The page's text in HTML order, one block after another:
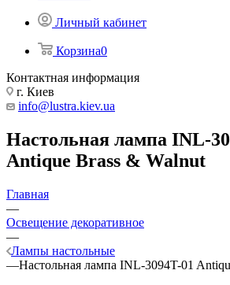
Личный кабинет
Корзина0
Контактная информация
г. Киев
info@lustra.kiev.ua
Настольная лампа INL-
Antique Brass & Walnut
Главная
—
Освещение декоративное
—
Лампы настольные
—Настольная лампа INL-3094T-01